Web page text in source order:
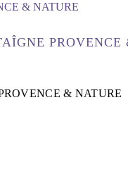
& NATURE
PROVENCE
& NATURE